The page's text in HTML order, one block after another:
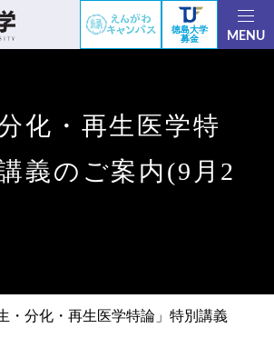
徳島大学
募金
MENU
化・再生医学特
義のご案内(9月2
・分化・再生医学特論」特別講義